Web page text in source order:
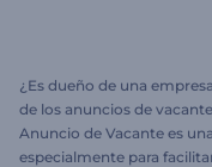
¿Es dueño de una
de los anuncios de
Anuncio de Vacante es
especialmente para